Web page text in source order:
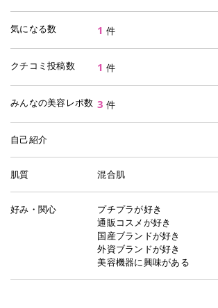
気になる数 1 件
クチコミ投稿数 1 件
みんなの美容レポ数 3 件
自己紹介
肌質 混合肌
好み・関心
プチプラが好き
通販コスメが好き
国産ブランドが好き
外資ブランドが好き
美容機器に興味がある